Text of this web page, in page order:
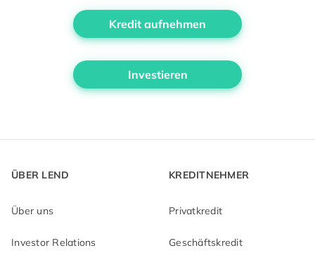
Kredit aufnehmen
Investieren
ÜBER LEND
Über uns
Investor Relations
KREDITNEHMER
Privatkredit
Geschäftskredit